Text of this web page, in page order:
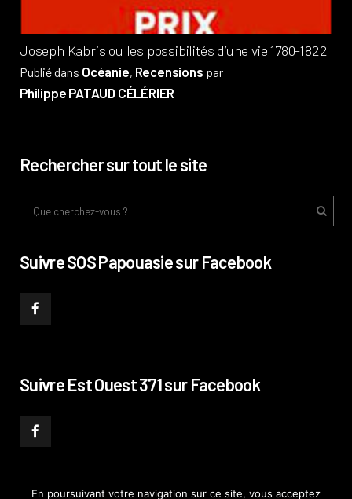
Joseph Kabris ou les possibilités d’une vie 1780-1822
Publié dans Océanie, Recensions par
Philippe PATAUD CÉLÉRIER
Rechercher sur tout le site
Suivre SOS Papouasie sur Facebook
Suivre Est Ouest 371 sur Facebook
En poursuivant votre navigation sur ce site, vous acceptez